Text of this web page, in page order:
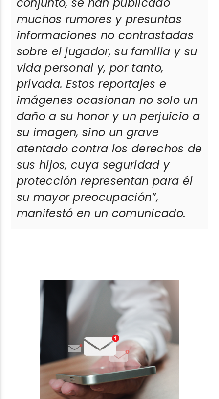
muchos rumores y presuntas
informaciones no contrastadas
sobre el jugador, su familia y su
vida personal y, por tanto,
privada. Estos reportajes e
imágenes ocasionan no solo un
daño a su honor y un perjuicio a
su imagen, sino un grave
atentado contra los derechos de
sus hijos, cuya seguridad y
protección representan para él
su mayor preocupación”,
manifestó en un comunicado.